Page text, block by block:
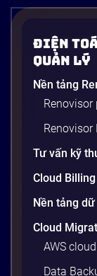
Điện
Quản Lý
Nền tảng
Renovisor
Tư vấn kỹ
Cloud Billing
Nền tảng
Cloud
AWS
Data